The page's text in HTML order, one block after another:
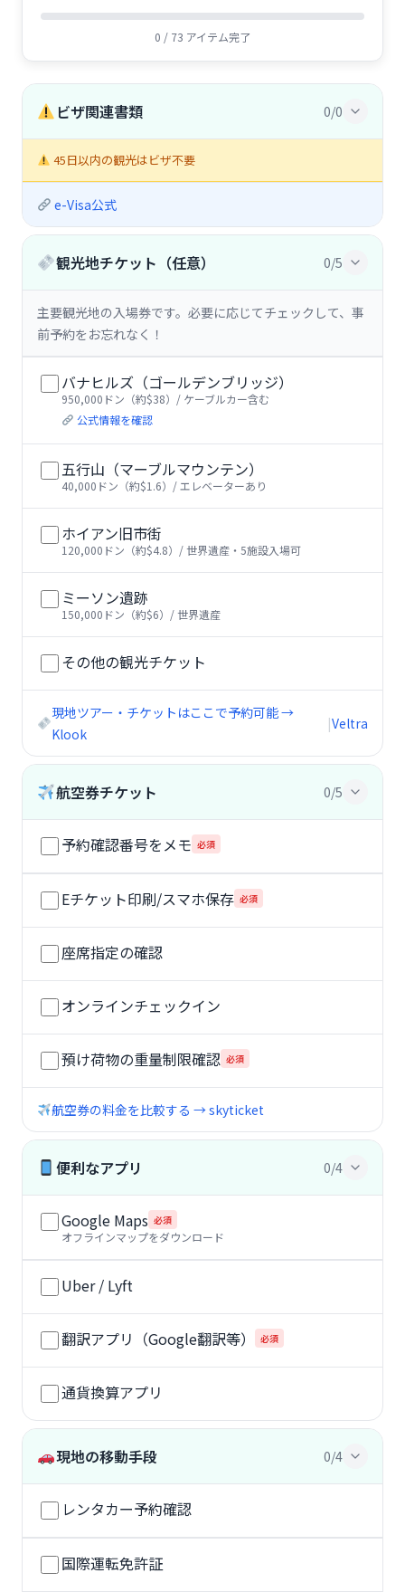
0 / 73 アイテム完了
ビザ関連書類 0/0
45日以内の観光はビザ不要
e-Visa公式
観光地チケット（任意） 0/5
主要観光地の入場券です。必要に応じてチェックして、事
前予約をお忘れなく！
バナヒルズ（ゴールデンブリッジ）
950,000ドン（約$38）/ ケーブルカー含む
公式情報を確認
五行山（マーブルマウンテン）
40,000ドン（約$1.6）/ エレベーターあり
ホイアン旧市街
120,000ドン（約$4.8）/ 世界遺産・5施設入場可
ミーソン遺跡
150,000ドン（約$6）/ 世界遺産
その他の観光チケット
現地ツアー・チケットはここで予約可能 →
Klook
|Veltra
航空券チケット 0/5
予約確認番号をメモ 必須
Eチケット印刷/スマホ保存 必須
座席指定の確認
オンラインチェックイン
預け荷物の重量制限確認 必須
航空券の料金を比較する → skyticket
便利なアプリ 0/4
Google Maps 必須
オフラインマップをダウンロード
Uber / Lyft
翻訳アプリ（Google翻訳等） 必須
通貨換算アプリ
現地の移動手段 0/4
レンタカー予約確認
国際運転免許証